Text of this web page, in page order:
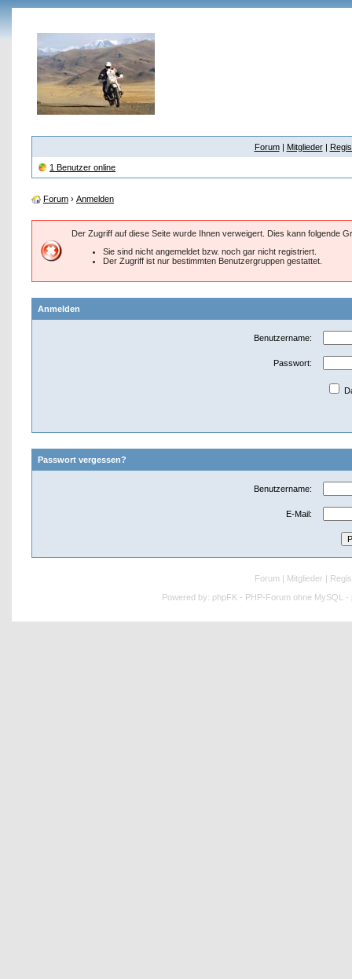
Forum| Mitglieder|
1 Benutzer online
Forum › Anmelden
Der Zugriff auf diese Seite wurde Ihnen verweigert. Dies kann folgende
Sie sind nicht angemeldet bzw. noch gar nicht registriert.
Der Zugriff ist nur bestimmten Benutzergruppen gestattet.
Anmelden
Benutzername:
Passwort:
Passwort vergessen?
Benutzername:
E-Mail:
Forum Mitglieder
Powered by: phpFK - PHP-Forum ohne MySQL -